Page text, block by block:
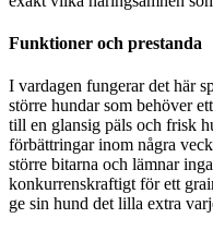
Funktioner och prestanda
I vardagen fungerar det här
större hundar som behöver
till en glansig päls och frisk
förbättringar inom några
större bitarna och lämnar
konkurrenskraftigt för ett
ge sin hund det lilla extra